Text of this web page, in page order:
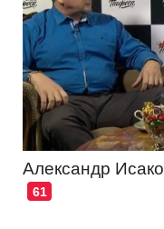
Александр
61